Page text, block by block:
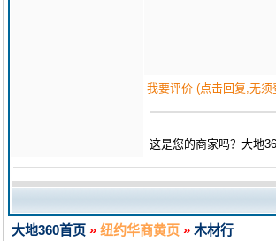
我要评价 (点击回复,无须
这是您的商家吗？大地
大地360首页 » 纽约华商黄页 » 木材行